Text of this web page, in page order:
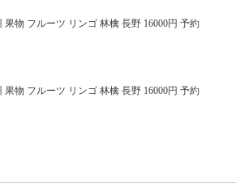
物 フルーツ リンゴ 林檎 長野 16000円 予約
物 フルーツ リンゴ 林檎 長野 16000円 予約